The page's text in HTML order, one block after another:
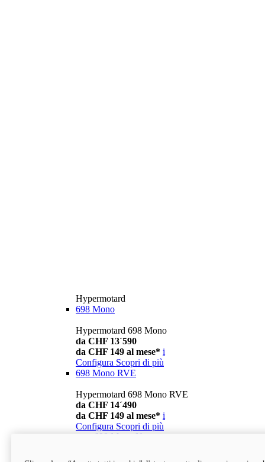
Hypermotard
698 Mono
Hypermotard 698 Mono
da CHF 13´590
da CHF 149 al mese* i
Configura Scopri di più
698 Mono RVE
Hypermotard 698 Mono RVE
da CHF 14´490
da CHF 149 al mese* i
Configura Scopri di più
698 Mono Nera
Hypermotard 698 Mono Nera